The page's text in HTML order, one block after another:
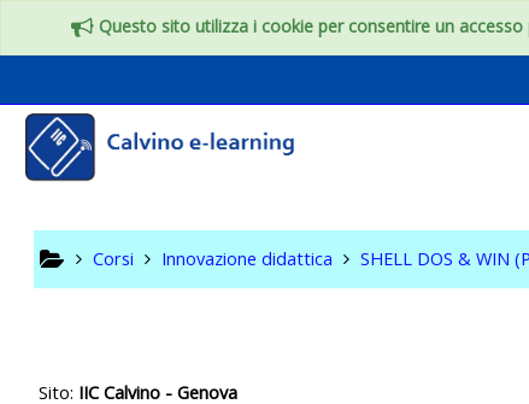
Questo sito utilizza i cookie per consentire un
Corsi Innovazione didattica SHELL DOS & WIN
Sito: IIC Calvino - Genova